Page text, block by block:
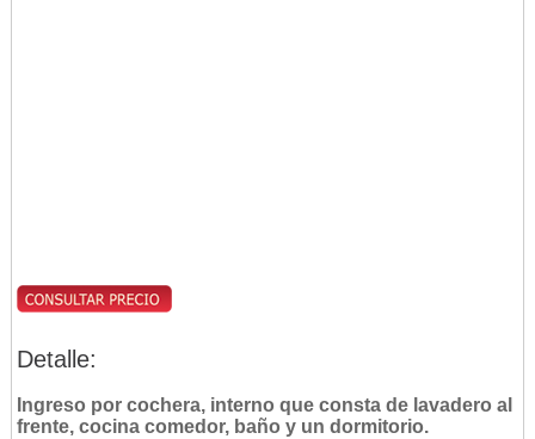
Detalle:
Ingreso por cochera, interno que consta de lavadero al
frente, cocina comedor, baño y un dormitorio.